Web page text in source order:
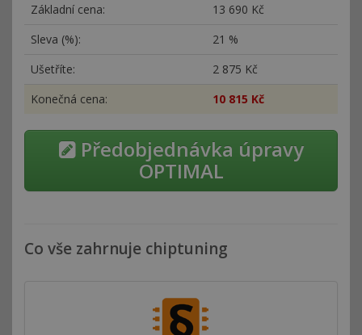
Základní cena: 13 690 Kč
Sleva (%):
21 %
Ušetříte:
2 875 Kč
Konečná cena:
10 815 Kč
Předobjednávka úpravy
OPTIMAL
Co vše zahrnuje chiptuning